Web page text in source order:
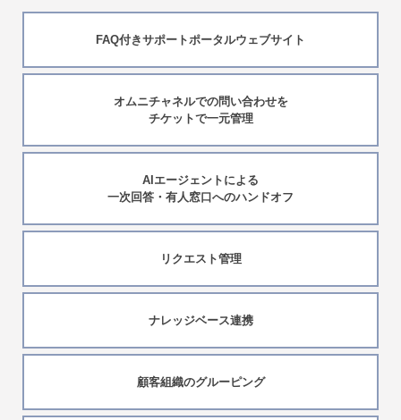
FAQ付きサポートポータルウェブサイト
オムニチャネルでの問い合わせを
チケットで一元管理
AIエージェントによる
一次回答・有人窓口へのハンドオフ
リクエスト管理
ナレッジベース連携
顧客組織のグルーピング